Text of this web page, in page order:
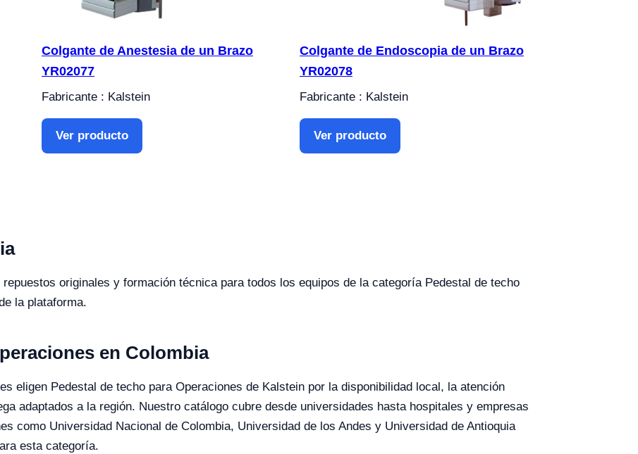
Colgante de Anestesia de un Brazo
YR02077
Fabricante : Kalstein
Ver producto
Colgante de Endoscopia de un Brazo
YR02078
Fabricante : Kalstein
Ver producto
originales y formación técnica para todos los equipos de la categoría Pedestal de techo
la plataforma.
en Colombia
eligen Pedestal de techo para Operaciones de Kalstein por la disponibilidad local, la atención
adaptados a la región. Nuestro catálogo cubre desde universidades hasta hospitales y empresas
como Universidad Nacional de Colombia, Universidad de los Andes y Universidad de Antioquia
esta categoría.